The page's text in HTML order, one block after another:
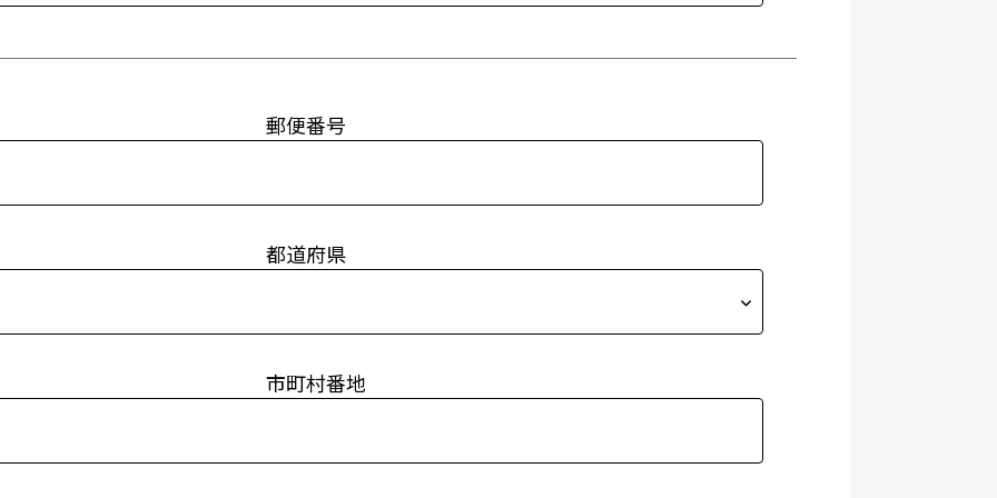
郵便番号
都道府県
市町村番地